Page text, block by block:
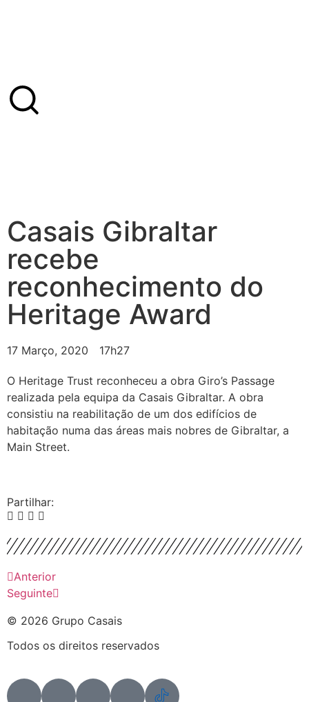
Casais Gibraltar
recebe
reconhecimento do
Heritage Award
17 Março, 2020 17h27
O Heritage Trust reconheceu a obra Giro’s Passage
realizada pela equipa da Casais Gibraltar. A obra
consistiu na reabilitação de um dos edifícios de
habitação numa das áreas mais nobres de Gibraltar, a
Main Street.
Partilhar:
Anterior
Seguinte
© 2026 Grupo Casais
Todos os direitos reservados